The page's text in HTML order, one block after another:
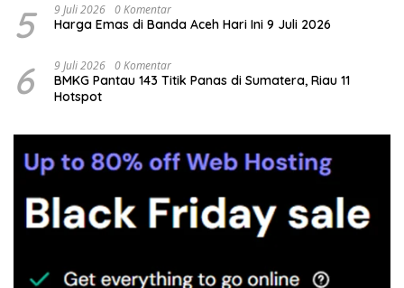
5 9 Juli 2026 0 Komentar
Harga Emas di Banda Aceh Hari Ini 9 Juli 2026
6 9 Juli 2026 0 Komentar
BMKG Pantau 143 Titik Panas di Sumatera, Riau 11
Hotspot